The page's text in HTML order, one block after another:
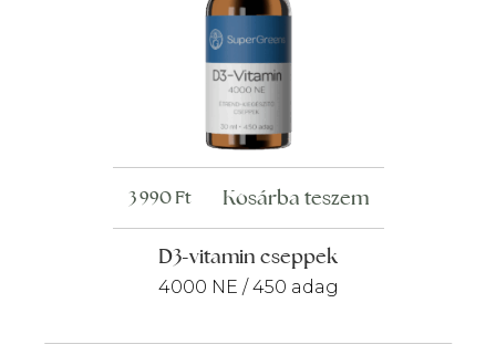
D3-vitamin cseppek
4000 NE / 450 adag
3 990Ft Kosárba teszem